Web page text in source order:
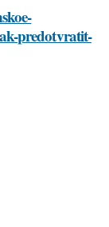
predotvratit-